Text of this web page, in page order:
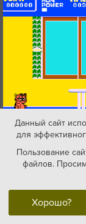
Данный сайт
для
Пользование
файлов.
Хорошо?